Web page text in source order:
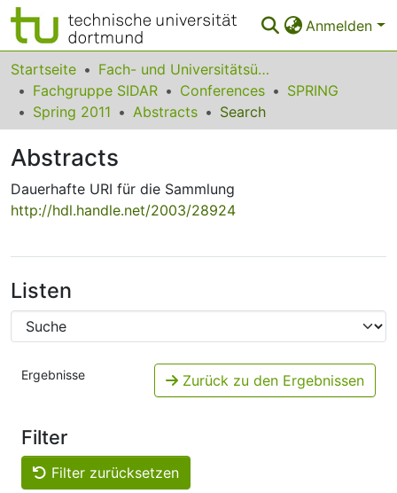
Anmelden
Bereiche & Sammlungen
Das gesamte Repositorium
Leitlinien
Startseite
Fach- und Universitätsübergreifendes
Fachgruppe SIDAR
Conferences
SPRING
Spring 2011
Abstracts Search
Abstracts
Dauerhafte URI für die Sammlung
http://hdl.handle.net/2003/28924
Listen
Ergebnisse Zurück zu den Ergebnissen
Filter
Filter zurücksetzen